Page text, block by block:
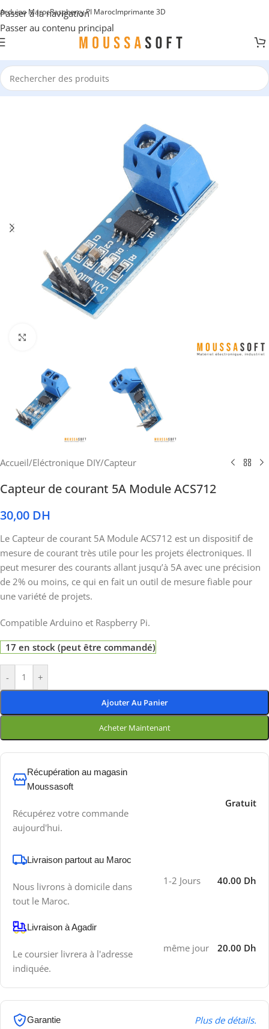
Passer à la navigation
Passer au contenu principal
Arduino MarocRaspberry PI MarocImprimante 3D
Accueil/Eléctronique DIY/Capteur
Capteur de courant 5A Module ACS712
30,00 DH
Le Capteur de courant 5A Module ACS712 est un dispositif de
mesure de courant très utile pour les projets électroniques. Il
peut mesurer des courants allant jusqu’à 5A avec une précision
de 2% ou moins, ce qui en fait un outil de mesure fiable pour
une variété de projets.
Compatible Arduino et Raspberry Pi.
17 en stock (peut être commandé)
- +
Ajouter Au Panier
Acheter Maintenant
Récupération au magasin
Moussasoft
Récupérez votre commande
aujourd'hui.
Gratuit
Livraison partout au Maroc
Nous livrons à domicile dans
tout le Maroc.
1-2 Jours 40.00 Dh
Livraison à Agadir
Le coursier livrera à l'adresse
indiquée.
même jour 20.00 Dh
Garantie Plus de détails.